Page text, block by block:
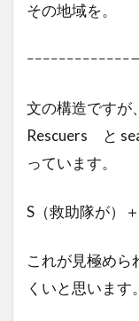
その地域を。
ｰｰｰｰｰｰｰｰｰｰｰｰｰ
文の構造ですが、
Rescuers と
っています。
S（救助隊が）
これが見極めら
くいと思います。